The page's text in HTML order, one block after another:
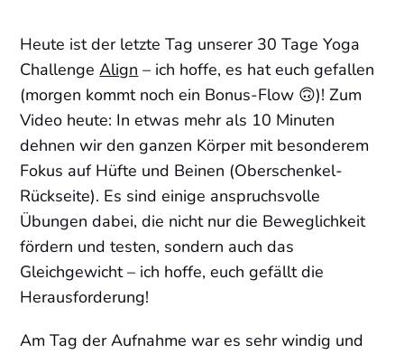
Heute ist der letzte Tag unserer 30 Tage Yoga
ChallengeAlign – ich hoffe, es hat euch gefallen
(morgen kommt noch ein Bonus-Flow 🙃)! Zum
Video heute: In etwas mehr als 10 Minuten
dehnen wir den ganzen Körper mit besonderem
Fokus auf Hüfte und Beinen (Oberschenkel-
Rückseite). Es sind einige anspruchsvolle
Übungen dabei, die nicht nur die Beweglichkeit
fördern und testen, sondern auch das
Gleichgewicht – ich hoffe, euch gefällt die
Herausforderung!
Am Tag der Aufnahme war es sehr windig und